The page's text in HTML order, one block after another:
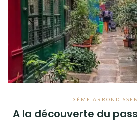
3ÈME
A la découverte du